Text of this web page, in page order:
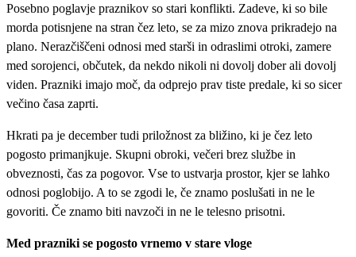
Posebno poglavje praznikov so stari konflikti. Zadeve, ki so bile
morda potisnjene na stran čez leto, se za mizo znova prikradejo na
plano. Nerazčiščeni odnosi med starši in odraslimi otroki, zamere
med sorojenci, občutek, da nekdo nikoli ni dovolj dober ali dovolj
viden. Prazniki imajo moč, da odprejo prav tiste predale, ki so sicer
večino časa zaprti.
Hkrati pa je december tudi priložnost za bližino, ki je čez leto
pogosto primanjkuje. Skupni obroki, večeri brez službe in
obveznosti, čas za pogovor. Vse to ustvarja prostor, kjer se lahko
odnosi poglobijo. A to se zgodi le, če znamo poslušati in ne le
govoriti. Če znamo biti navzoči in ne le telesno prisotni.
Med prazniki se pogosto vrnemo v stare vloge